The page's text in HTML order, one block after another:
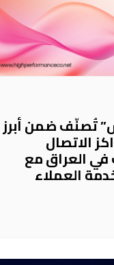
تُصنّف ضمن أبرز
الاتصال
في العراق مع
العملاء